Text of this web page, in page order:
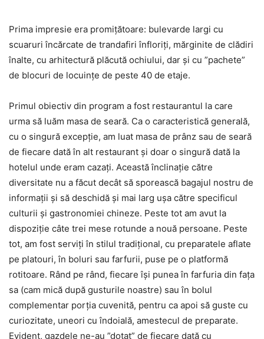
Prima impresie era promițătoare: bulevarde largi cu
scuaruri încărcate de trandafiri înfloriți, mărginite de clădiri
înalte, cu arhitectură plăcută ochiului, dar și cu ”pachete”
de blocuri de locuințe de peste 40 de etaje.
Primul obiectiv din program a fost restaurantul la care
urma să luăm masa de seară. Ca o caracteristică generală,
cu o singură excepție, am luat masa de prânz sau de seară
de fiecare dată în alt restaurant și doar o singură dată la
hotelul unde eram cazați. Această înclinație către
diversitate nu a făcut decât să sporească bagajul nostru de
informații și să deschidă și mai larg ușa către specificul
culturii și gastronomiei chineze. Peste tot am avut la
dispoziție câte trei mese rotunde a nouă persoane. Peste
tot, am fost serviți în stilul tradițional, cu preparatele aflate
pe platouri, în boluri sau farfurii, puse pe o platformă
rotitoare. Rând pe rând, fiecare își punea în farfuria din fața
sa (cam mică după gusturile noastre) sau în bolul
complementar porția cuvenită, pentru ca apoi să guste cu
curiozitate, uneori cu îndoială, amestecul de preparate.
Evident, gazdele ne-au ”dotat” de fiecare dată cu